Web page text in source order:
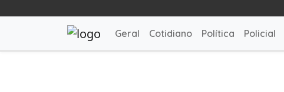
Geral Cotidiano Política Policial